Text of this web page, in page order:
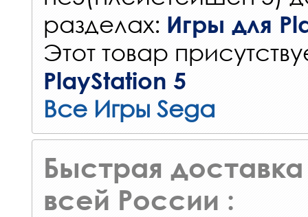
разделах: Игры для
Этот товар
PlayStation 5
Все Игры Sega
Быстрая доставка
всей России :